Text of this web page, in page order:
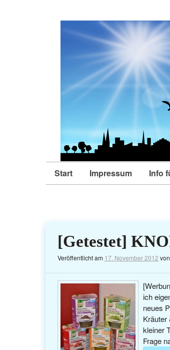
Start Impressum Info
[Getestet]
Veröffentlicht am 17. November 2012 von
ich
neues
Kräuter
kleiner
Frage